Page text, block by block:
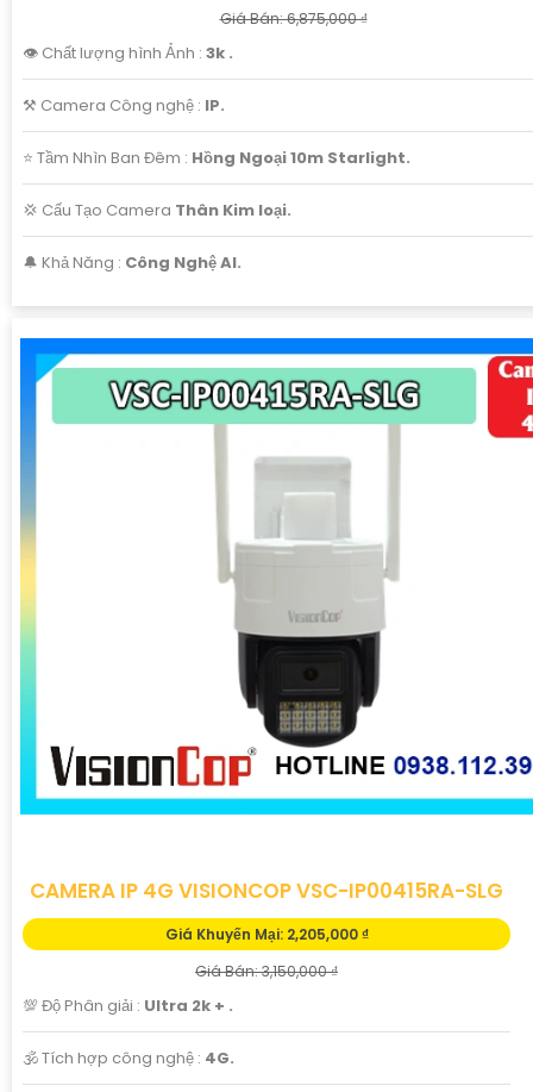
Giá Bán: 6,875,000 ₫
👁 Chất lượng hình Ảnh : 3k .
⚒ Camera Công nghệ : IP.
⭐ Tầm Nhìn Ban Đêm : Hồng Ngoại 10m Starlight.
💢 Cấu Tạo Camera Thân Kim loại.
️🔔 Khả Năng : Công Nghệ AI.
CAMERA IP 4G VISIONCOP VSC-IP00415RA-SLG
Giá Khuyến Mại: 2,205,000 ₫
Giá Bán: 3,150,000 ₫
💯 Độ Phân giải : Ultra 2k + .
🕉️ Tích hợp công nghệ : 4G.